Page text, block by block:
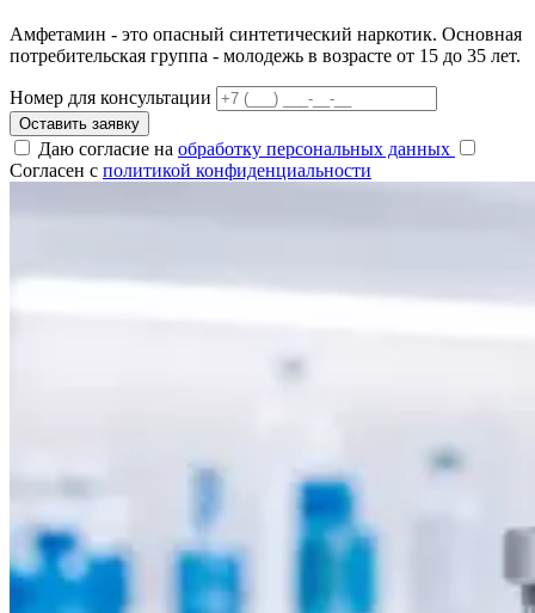
Амфетамин - это опасный синтетический наркотик. Основная
потребительская группа - молодежь в возрасте от 15 до 35 лет.
Номер для консультации
Оставить заявку
Даю согласие на обработку персональных данных
Согласен с политикой конфиденциальности